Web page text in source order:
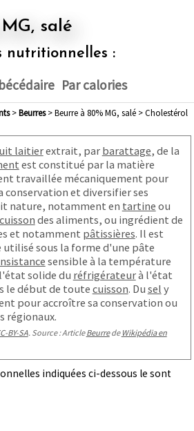
MG, salé
Par calories
> beurres> Beurre à 80% MG, salé > Cholestérol
laitierextrait, par barattage, de la
est constitué par la matière
travaillée mécaniquement pour
conservation et diversifier ses
nature, notamment en tartine ou
cuisson des aliments, ou ingrédient de
et notamment pâtissières. Il est
sous la forme d'une pâte
sensible à la température
solide du réfrigérateurà l'état
le début de toute cuisson. Du sel y
pour accroître sa conservation ou
régionaux.
BY-SA. Source : ArticleBeurrede Wikipédia en
indiquées ci-dessous le sont